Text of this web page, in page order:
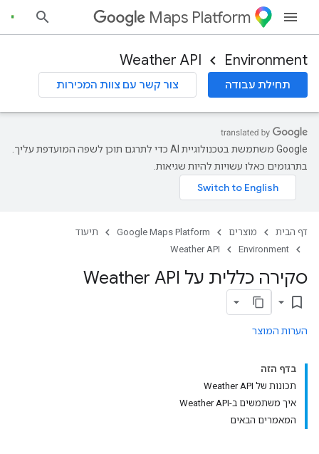
Maps Platform
Environment
Weather API
תחילת עבודה צור קשר עם צוות המכירות
‫Google משתמשת בטכנולוגיית AI כדי לתרגם תוכן לשפה המועדפת עליך.
בתרגומים כאלו עשויות להיות שגיאות.
דף הבית מוצרים Google Maps Platform
תיעוד
Environment
Weather API
סקירה כללית על Weather API
bookmark_border
הערות המוצר
בדף הזה
תכונות של Weather API
איך משתמשים ב-Weather API
המאמרים הבאים